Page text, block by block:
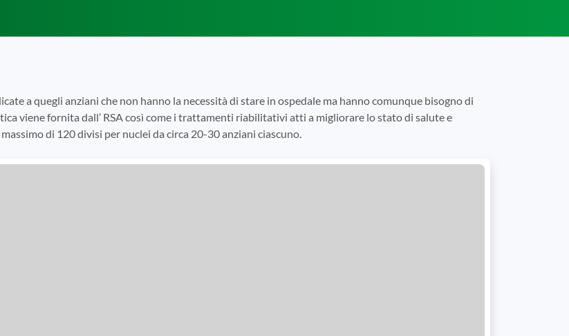
a quegli anziani che non hanno la necessità di stare in ospedale ma hanno comunque bisogno di
viene fornita dall’ RSA così come i trattamenti riabilitativi atti a migliorare lo stato di salute e
di 120 divisi per nuclei da circa 20-30 anziani ciascuno.